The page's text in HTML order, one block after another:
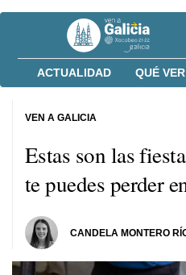
ACTUALIDAD QUÉ VER
Estas son las
te puedes perder
CANDELA MONTERO
VEN A GALICIA